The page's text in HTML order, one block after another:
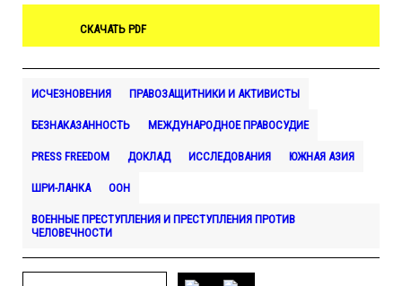
СКАЧАТЬ PDF
ИСЧЕЗНОВЕНИЯ ПРАВОЗАЩИТНИКИ И АКТИВИСТЫ
БЕЗНАКАЗАННОСТЬ МЕЖДУНАРОДНОЕ ПРАВОСУДИЕ
PRESS FREEDOM ДОКЛАД ИССЛЕДОВАНИЯ ЮЖНАЯ АЗИЯ
ШРИ-ЛАНКА ООН
ВОЕННЫЕ ПРЕСТУПЛЕНИЯ И ПРЕСТУПЛЕНИЯ ПРОТИВ
ЧЕЛОВЕЧНОСТИ